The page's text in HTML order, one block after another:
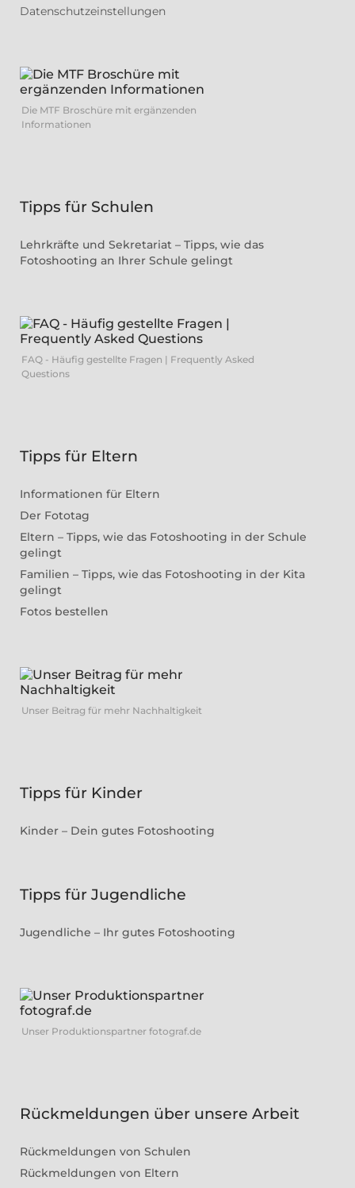
Datenschutzeinstellungen
Die MTF Broschüre mit ergänzenden
Informationen
Tipps für Schulen
Lehrkräfte und Sekretariat – Tipps, wie das
Fotoshooting an Ihrer Schule gelingt
FAQ - Häufig gestellte Fragen | Frequently Asked
Questions
Tipps für Eltern
Informationen für Eltern
Der Fototag
Eltern – Tipps, wie das Fotoshooting in der Schule
gelingt
Familien – Tipps, wie das Fotoshooting in der Kita
gelingt
Fotos bestellen
Unser Beitrag für mehr Nachhaltigkeit
Tipps für Kinder
Kinder – Dein gutes Fotoshooting
Tipps für Jugendliche
Jugendliche – Ihr gutes Fotoshooting
Unser Produktionspartner fotograf.de
Rückmeldungen über unsere Arbeit
Rückmeldungen von Schulen
Rückmeldungen von Eltern